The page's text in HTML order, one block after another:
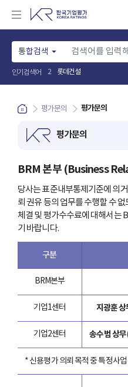
통합검색
인기검색어 2 롯데건설
평가문의 평가문의
평가문의
BRM 본부 (Business
당사는 표준내부통제기준에 의
뢰 권유 등의 업무를 수행할 수
체결 및 평가수수료에 대해서는
기 바랍니다.
구분
BRM본부
기업1센터 지광훈 상
기업2센터 송수범 상무
* 신용평가 의뢰 목적 중 특정사